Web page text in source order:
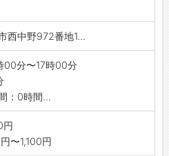
ではありませんので、未経験の
い。
西中野972番地1...
00分〜17時00分
：0時間...
円
〜1,100円